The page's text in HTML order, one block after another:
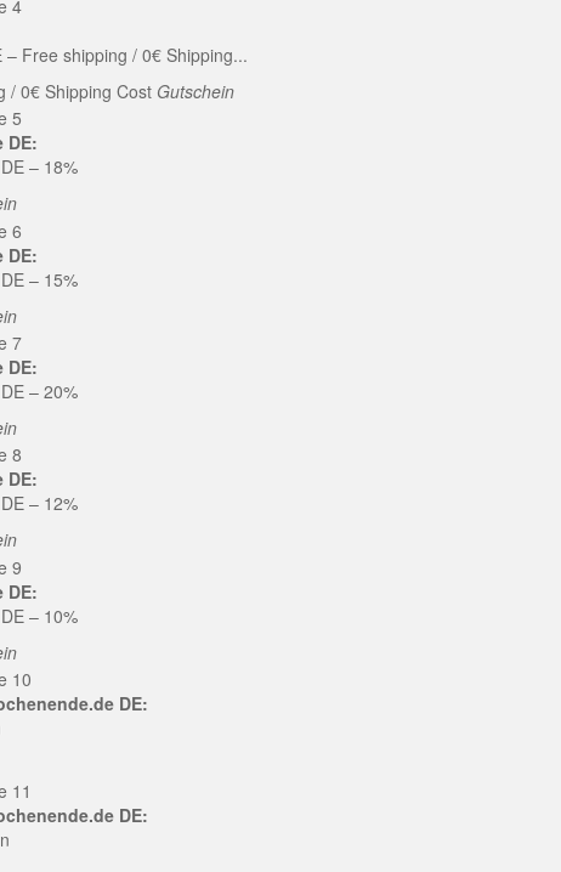
– Free shipping / 0€ Shipping...
/ 0€ Shipping Cost Gutschein
DE:
– 18%
DE:
– 15%
DE:
– 20%
DE:
– 12%
DE:
– 10%
DE:
DE: